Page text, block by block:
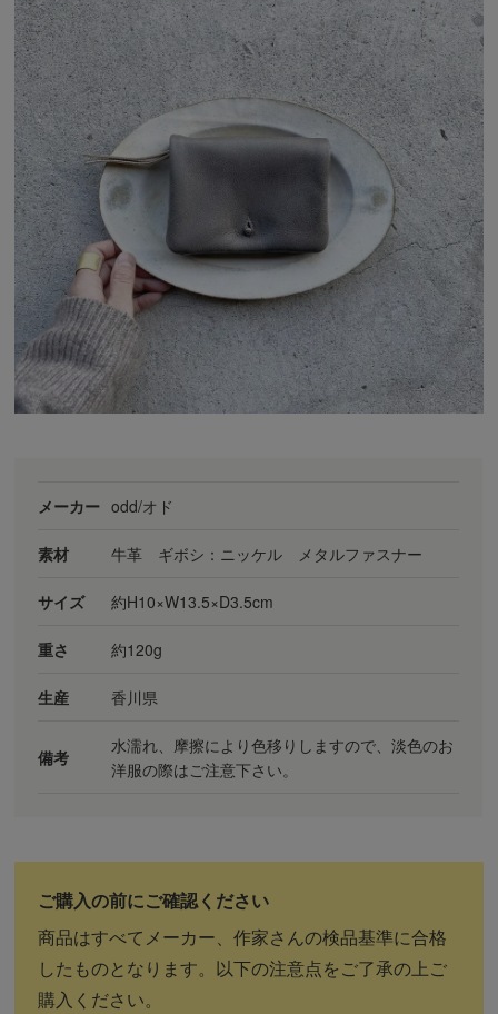
メーカー odd/オド
素材 牛革 ギボシ：ニッケル メタルファスナー
サイズ 約H10×W13.5×D3.5cm
重さ 約120g
生産 香川県
備考
水濡れ、摩擦により色移りしますので、淡色のお
洋服の際はご注意下さい。
商品はすべてメーカー、作家さんの検品基準に合格
したものとなります。以下の注意点をご了承の上ご
購入ください。